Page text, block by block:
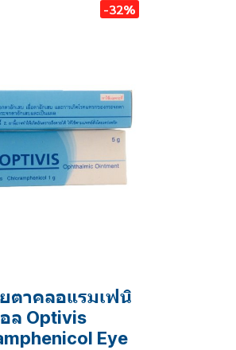
-32%
ตาคลอแรมเฟนิ
ล Optivis
Eye